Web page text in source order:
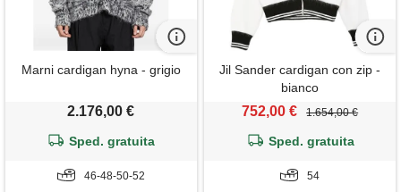
Marni cardigan hyna - grigio
2.176,00 €
Sped. gratuita
46-48-50-52
Jil Sander cardigan con zip -
bianco
752,00 € 1.654,00 €
Sped. gratuita
54